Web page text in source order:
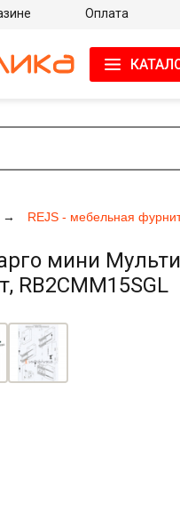
REJS - мебельная
мини
RB2CMM15SGL
Оплата